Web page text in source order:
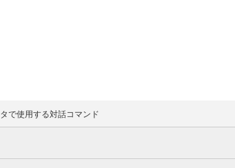
で使用する対話コマンド